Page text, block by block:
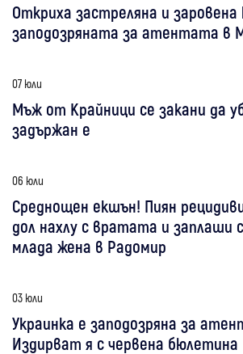
Откриха застреляна и заровена
заподозряната за атентата в
07 юли
Мъж от Крайници се закани да
задържан е
06 юли
Среднощен екшън! Пиян
дол нахлу с вратата и заплаши
млада жена в Радомир
03 юли
Украинка е заподозряна за
Издирват я с червена бюлетина